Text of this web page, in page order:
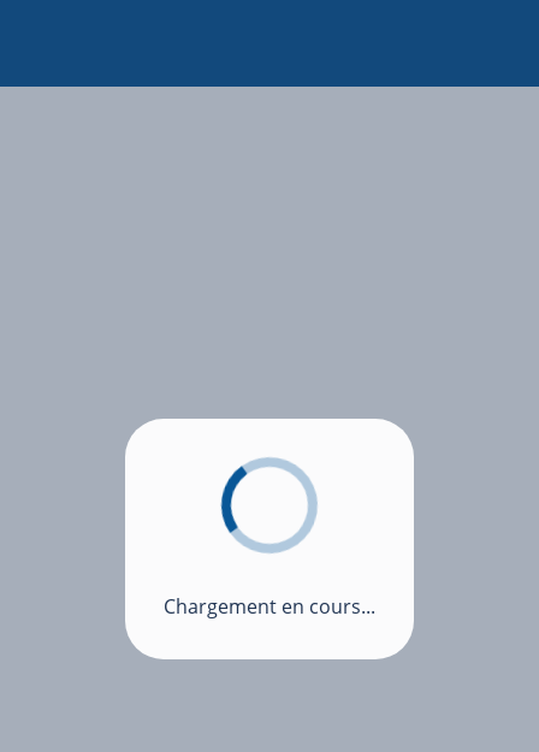
Chargement en cours...